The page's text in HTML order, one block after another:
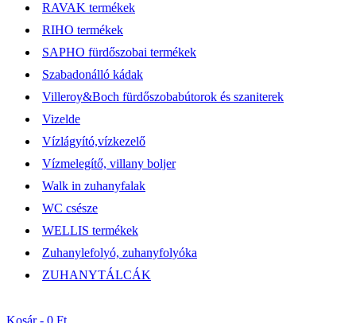
RAVAK termékek
RIHO termékek
SAPHO fürdőszobai termékek
Szabadonálló kádak
Villeroy&Boch fürdőszobabútorok és szaniterek
Vizelde
Vízlágyító,vízkezelő
Vízmelegítő, villany boljer
Walk in zuhanyfalak
WC csésze
WELLIS termékek
Zuhanylefolyó, zuhanyfolyóka
ZUHANYTÁLCÁK